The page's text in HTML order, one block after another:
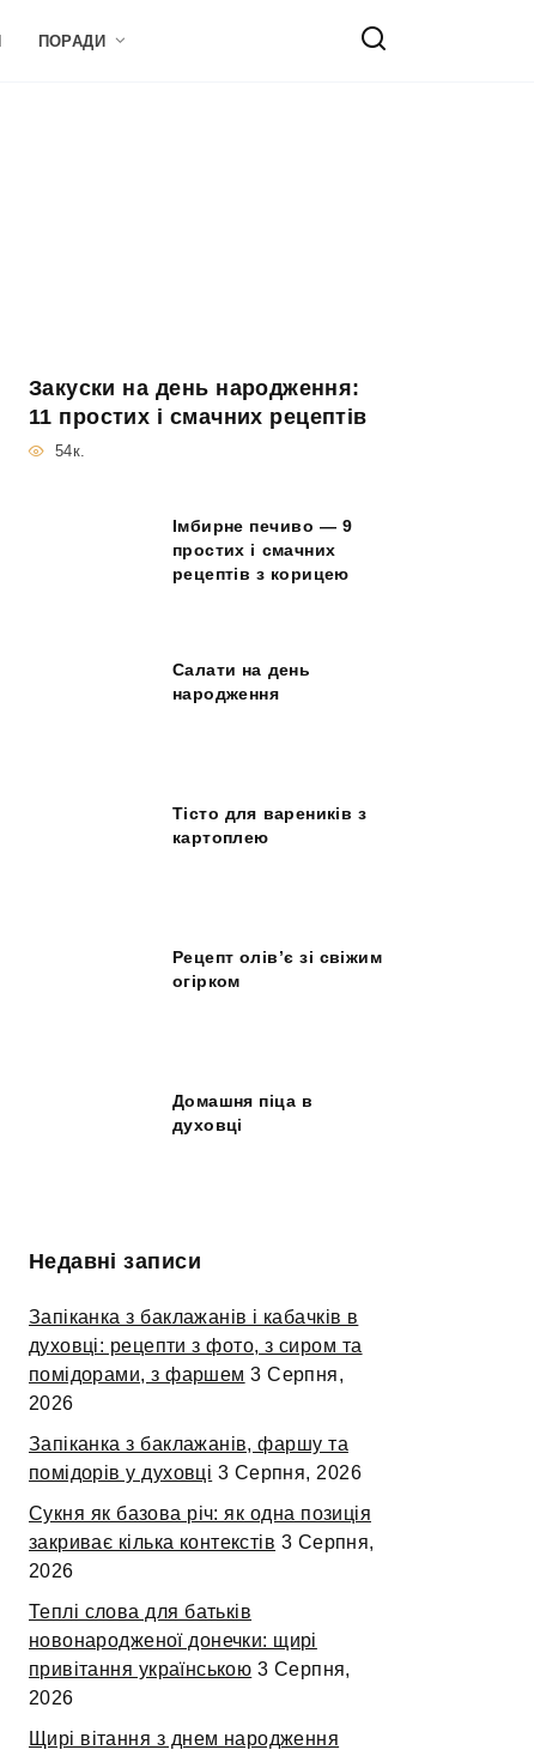
ПОРАДИ
Закуски на день народження:
11 простих і смачних рецептів
54к.
Імбирне печиво — 9
простих і смачних
рецептів з корицею
Салати на день
народження
Тісто для вареників з
картоплею
Рецепт олів’є зі свіжим
огірком
Домашня піца в
духовці
Недавні записи
Запіканка з баклажанів і кабачків в
духовці: рецепти з фото, з сиром та
помідорами, з фаршем 3 Серпня,
2026
Запіканка з баклажанів, фаршу та
помідорів у духовці 3 Серпня, 2026
Сукня як базова річ: як одна позиція
закриває кілька контекстів 3 Серпня,
2026
Теплі слова для батьків
новонародженої донечки: щирі
привітання українською 3 Серпня,
2026
Щирі вітання з днем народження